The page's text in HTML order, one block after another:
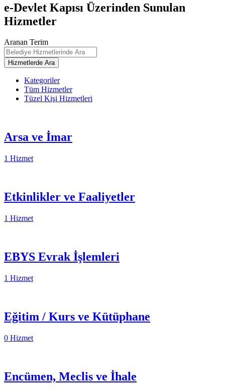
e-Devlet Kapısı Üzerinden Sunulan
Hizmetler
Aranan Terim
Kategoriler
Tüm Hizmetler
Tüzel Kişi Hizmetleri
Arsa ve İmar
1 Hizmet
Etkinlikler ve Faaliyetler
1 Hizmet
EBYS Evrak İşlemleri
1 Hizmet
Eğitim / Kurs ve Kütüphane
0 Hizmet
Encümen, Meclis ve İhale